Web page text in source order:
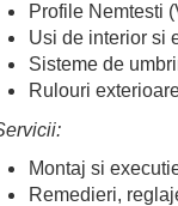
Profile Nemtesti
Usi de interior si
Sisteme de
Rulouri
Montaj si
Remedieri,